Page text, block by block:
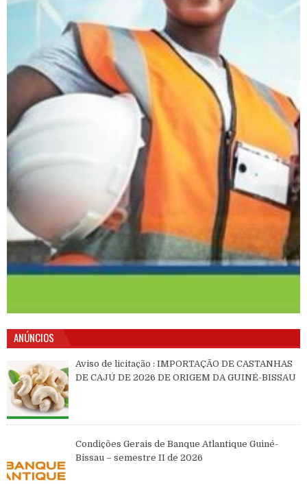
ANÚNCIOS
Aviso de licitação : IMPORTAÇÃO DE CASTANHAS
DE CAJÚ DE 2026 DE ORIGEM DA GUINÉ-BISSAU
Condições Gerais de Banque Atlantique Guiné-
Bissau – semestre II de 2026